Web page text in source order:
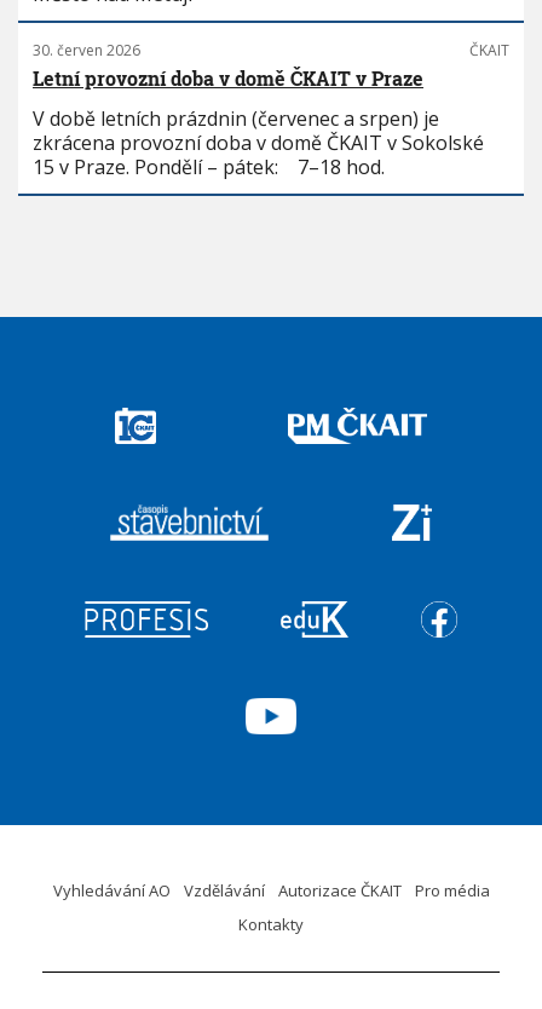
30. červen 2026 ČKAIT
Letní provozní doba v domě ČKAIT v Praze
V době letních prázdnin (červenec a srpen) je
zkrácena provozní doba v domě ČKAIT v Sokolské
15 v Praze. Pondělí – pátek: 7–18 hod.
Vyhledávání AO Vzdělávání Autorizace ČKAIT
Pro média
Kontakty